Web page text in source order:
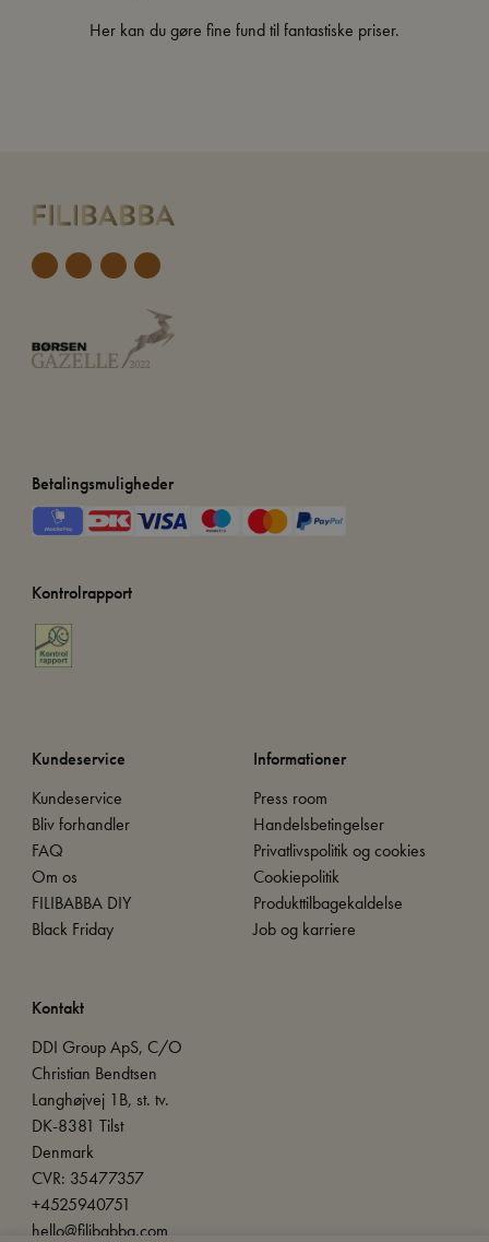
Her kan du gøre fine fund til fantastiske priser.
Betalingsmuligheder
Kontrolrapport
Kundeservice
Kundeservice
Bliv forhandler
FAQ
Om os
FILIBABBA DIY
Black Friday
Informationer
Press room
Handelsbetingelser
Privatlivspolitik og cookies
Cookiepolitik
Produkttilbagekaldelse
Job og karriere
Kontakt
DDI Group ApS, C/O
Christian Bendtsen
Langhøjvej 1B, st. tv.
DK-8381 Tilst
Denmark
CVR: 35477357
+4525940751
hello@filibabba.com